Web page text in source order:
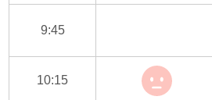
9:45
10:15